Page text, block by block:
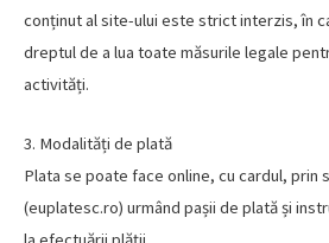
conținut al site-ului este strict interzis, în
dreptul de a lua toate măsurile legale
activități.
3. Modalități de plată
Plata se poate face online, cu cardul, prin
(euplatesc.ro) urmând pașii de plată și